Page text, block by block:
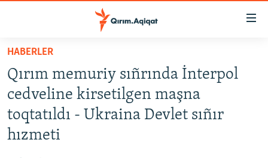
Esas
qaytmaq
Baş
navigatsiyağa
qaytmaq
Qıdıruvğa
SİYASET
İQTİSADİYAT
HABERLER
Qırım memuriy sıñrında İnterpol
cedveline kirsetilgen maşna
toqtatıldı - Ukraina Devlet sıñır
hızmeti